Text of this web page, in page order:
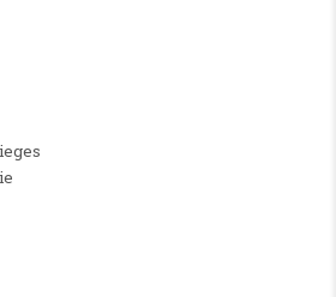
– WIRTSCHAFT